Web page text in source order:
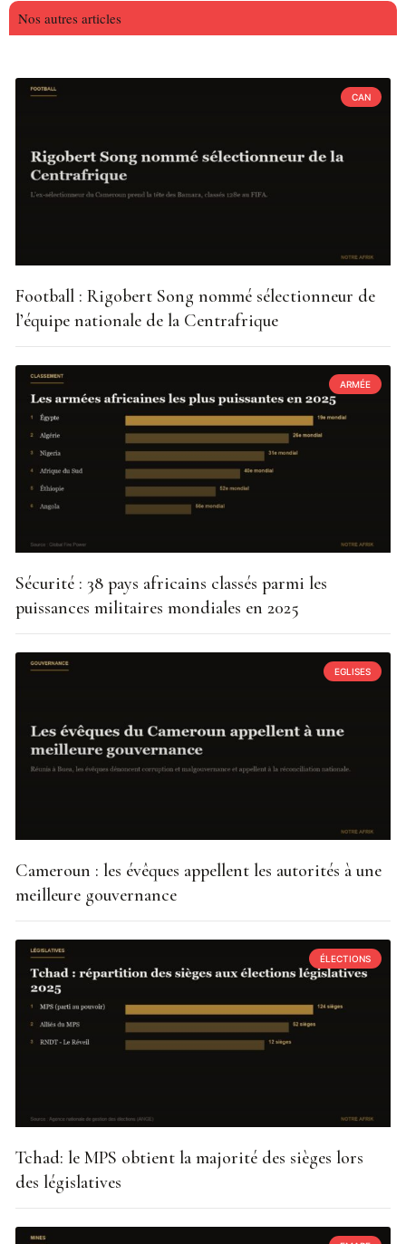
Nos autres articles
CAN
Football : Rigobert Song nommé sélectionneur de
l’équipe nationale de la Centrafrique
ARMÉE
Sécurité : 38 pays africains classés parmi les
puissances militaires mondiales en 2025
EGLISES
Cameroun : les évêques appellent les autorités à une
meilleure gouvernance
ÉLECTIONS
Tchad: le MPS obtient la majorité des sièges lors
des législatives